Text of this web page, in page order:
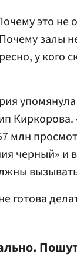
это не
залы
у кого
упомянула
Киркорова.
млн
черный» и
готова